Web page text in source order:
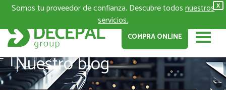
X
Somos tu proveedor de confianza. Descubre todosnuestros
servicios.
COMPRA ONLINE
Nuestro blog